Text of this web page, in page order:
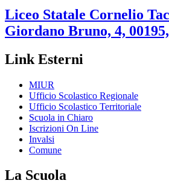
Liceo Statale Cornelio
Giordano Bruno, 4,
Link Esterni
MIUR
Ufficio Scolastico Regionale
Ufficio Scolastico Territoriale
Scuola in Chiaro
Iscrizioni On Line
Invalsi
Comune
La Scuola